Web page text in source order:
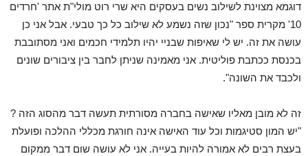
דוגמא מצוינת לשילוב נשים בעסקים היא שרי רוט מולי"ת אתר 'חרדים
10' מקרית ספר "נכון שזה נשמע לא שילוב כל כך טבעי. אבל אני כן
עושה את זה. יש לי שאיפות שבניי יהיו תלמידי חכמים ואני מסתובבת
בכנסת ככתבת פוליטית. אני מאמינה שניתן לחבר בין ציבורים שונים
ולכבד את השונה".
זה לא מובן מאליו שאישה בחברה מסורתית תעשה דבר מהסוג הזה ?
"יש המון סטיגמות וכל עוד האישה אינה חורגת מכללי ההלכה ופועלת
בעצת רבים לא אמורה להיות בעייה. אני לא עושה שום דבר ממקום